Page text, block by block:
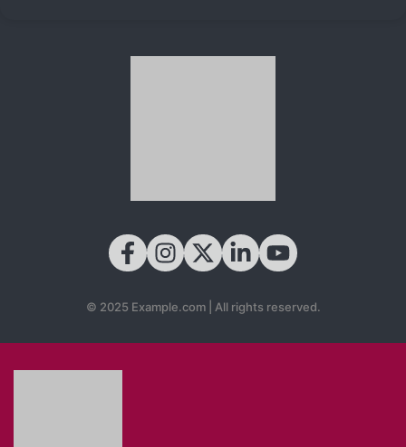
© 2025 Example.com | All rights reserved.